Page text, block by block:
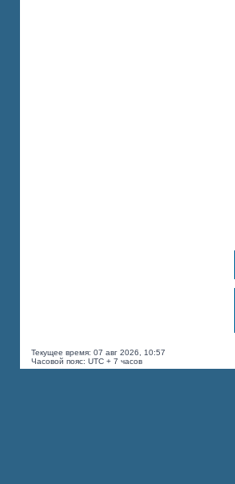
Текущее время: 07 авг 2026, 10:57
Часовой пояс: UTC + 7 часов